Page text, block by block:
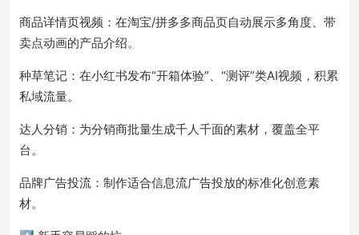
商品详情页视频：在淘宝/拼多多商品页自动展示多角度、带
卖点动画的产品介绍。
种草笔记：在小红书发布“开箱体验”、“测评”类AI视频，积累
私域流量。
达人分销：为分销商批量生成千人千面的素材，覆盖全平
台。
品牌广告投流：制作适合信息流广告投放的标准化创意素
材。